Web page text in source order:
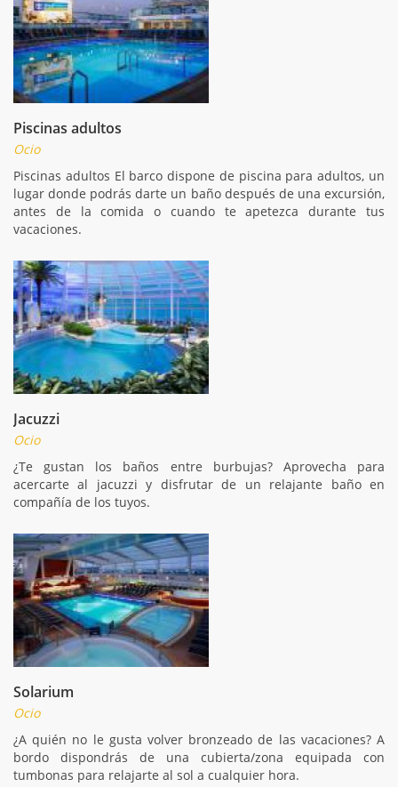
Piscinas adultos
Ocio
Piscinas adultos El barco dispone de piscina para adultos, un
lugar donde podrás darte un baño después de una excursión,
antes de la comida o cuando te apetezca durante tus
vacaciones.
Jacuzzi
Ocio
¿Te gustan los baños entre burbujas? Aprovecha para
acercarte al jacuzzi y disfrutar de un relajante baño en
compañía de los tuyos.
Solarium
Ocio
¿A quién no le gusta volver bronzeado de las vacaciones? A
bordo dispondrás de una cubierta/zona equipada con
tumbonas para relajarte al sol a cualquier hora.